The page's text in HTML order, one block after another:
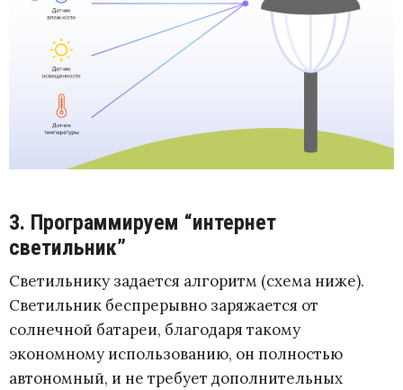
3. Программируем “интернет
светильник”
Светильнику задается алгоритм (схема ниже).
Светильник беспрерывно заряжается от
солнечной батареи, благодаря такому
экономному использованию, он полностью
автономный, и не требует дополнительных